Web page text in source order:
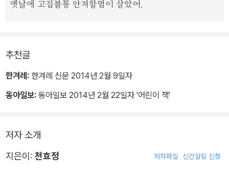
이다. 능청스러운 유머와 해학으로 꽉 찬 문장은 무엇보다 유쾌하고
그림 작가는 이야기와 인물의 내면에 적극적으로 개입하여 장면마다,
는 만화 형식의 지면은 이야기 속에 숨은 삼백이의 정체를 효과적으
로 폭로한다. 생동감 넘치는 묘사와 새로운 해석, 책장 곳곳에 깨알같
옛날에 고집불통 안져할멈이 살았어.
추천글
한겨레: 한겨레 신문 2014년 2월 9일자
동아일보: 동아일보 2014년 2월 22일자 '어린이 책'
저자 소개
지은이: 천효정 저자파일 신간알림 신청